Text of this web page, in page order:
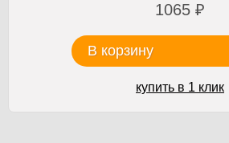
1065 ₽
В корзину
купить в 1 клик